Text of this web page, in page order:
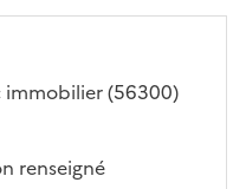
immobilier(56300)
renseigné